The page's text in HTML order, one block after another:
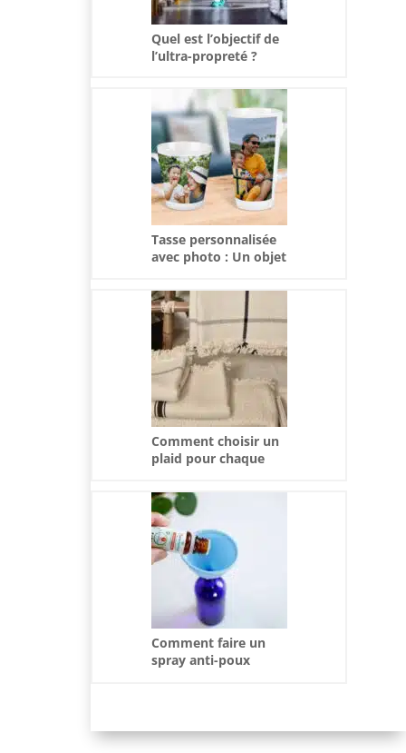
Quel est l’objectif de
l’ultra-propreté ?
Tasse personnalisée
avec photo : Un objet
intemporelle
Comment choisir un
plaid pour chaque
Comment faire un
spray anti-poux